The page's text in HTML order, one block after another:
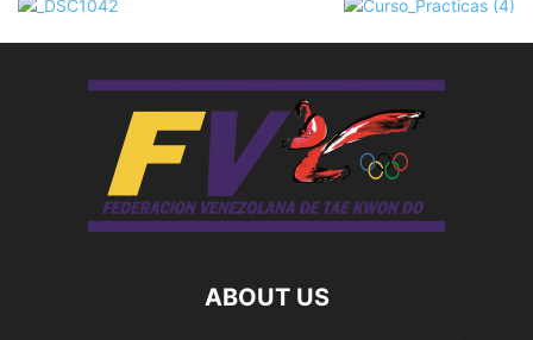
ABOUT US